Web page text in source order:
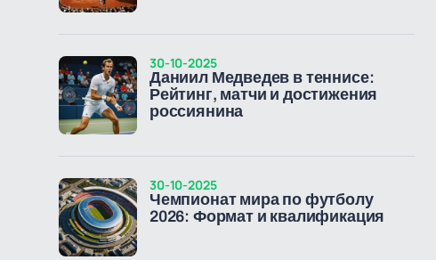
Даниил Медведев в теннисе:
Рейтинг, матчи и достижения
россиянина
30-10-2025
Чемпионат мира по футболу
2026: Формат и квалификация
30-10-2025